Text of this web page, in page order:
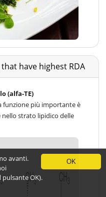
have highest RDA
(alfa-TE)
funzione più importante è
strato lipidico delle
OK
avanti.
OK).